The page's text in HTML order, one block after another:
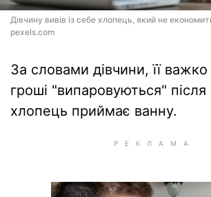
Дівчину вивів із себе хлопець, який не
pexels.com
За словами дівчини, її важко
гроші "випаровуються" після
хлопець приймає ванну.